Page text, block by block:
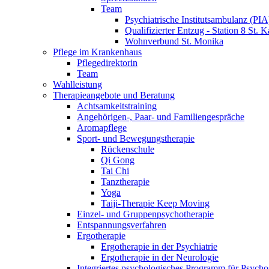
Team
Psychiatrische Institutsambulanz
Qualifizierter Entzug - Station 8 St.
Wohnverbund St. Monika
Pflege im Krankenhaus
Pflegedirektorin
Team
Wahlleistung
Therapieangebote und Beratung
Achtsamkeitstraining
Angehörigen-, Paar- und Familiengespräche
Aromapflege
Sport- und Bewegungstherapie
Rückenschule
Qi Gong
Tai Chi
Tanztherapie
Yoga
Taiji-Therapie Keep Moving
Einzel- und Gruppenpsychotherapie
Entspannungsverfahren
Ergotherapie
Ergotherapie in der Psychiatrie
Ergotherapie in der Neurologie